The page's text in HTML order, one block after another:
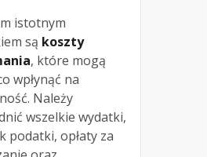
istotnym
są koszty
, które mogą
wpłynąć na
Należy
wszelkie wydatki,
podatki, opłaty za